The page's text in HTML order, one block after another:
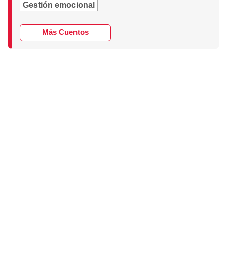
Gestión emocional
Más Cuentos